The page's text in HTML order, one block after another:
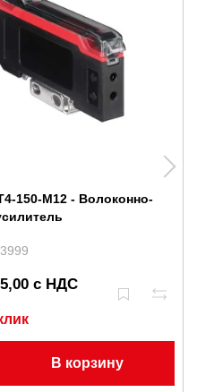
150-M12 - Волоконно-
с НДС
В корзину